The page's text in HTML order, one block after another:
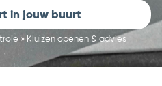
in jouw buurt
» Kluizen openen & advies